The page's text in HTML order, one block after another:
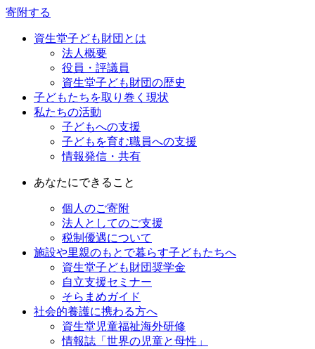
寄附する
資生堂子ども財団とは
法人概要
役員・評議員
資生堂子ども財団の歴史
子どもたちを取り巻く現状
私たちの活動
子どもへの支援
子どもを育む職員への支援
情報発信・共有
あなたにできること
個人のご寄附
法人としてのご支援
税制優遇について
施設や里親のもとで暮らす子どもたちへ
資生堂子ども財団奨学金
自立支援セミナー
そらまめガイド
社会的養護に携わる方へ
資生堂児童福祉海外研修
情報誌「世界の児童と母性」